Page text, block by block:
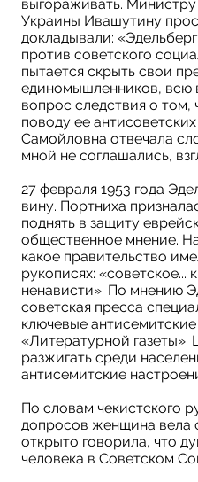
выгораживать. Министру
Украины Ивашутину
докладывали:
против советского
пытается скрыть свои
единомышленников, всю
вопрос следствия о
поводу ее
Самойловна отвечала
мной не соглашались,
27 февраля 1953 года
вину. Портниха
поднять в защиту
общественное мнение.
какое правительство
рукописях: «советское...
ненависти». По мнению
советская пресса
ключевые
«Литературной газеты».
разжигать среди
антисемитские
По словам чекистского
допросов женщина вела
открыто говорила, что
человека в Советском